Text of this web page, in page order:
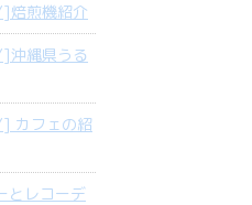
焙煎機紹介
沖縄県うる
カフェの紹
とレコーデ